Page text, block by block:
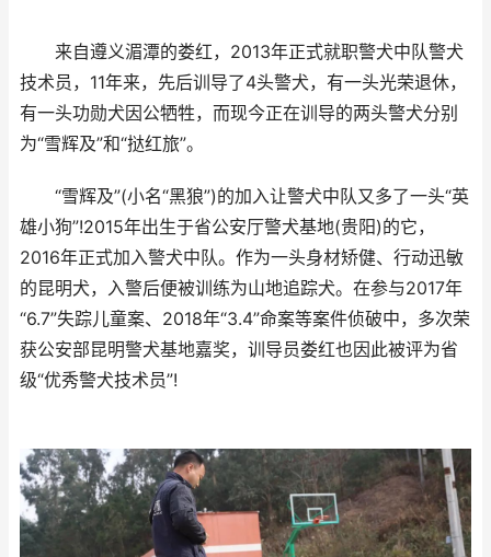
来自遵义湄潭的娄红，2013年正式就职警犬中队警犬
技术员，11年来，先后训导了4头警犬，有一头光荣退休，
有一头功勋犬因公牺牲，而现今正在训导的两头警犬分别
为“雪辉及”和“挞红旅”。
“雪辉及”(小名“黑狼”)的加入让警犬中队又多了一头“英
雄小狗”!2015年出生于省公安厅警犬基地(贵阳)的它，
2016年正式加入警犬中队。作为一头身材矫健、行动迅敏
的昆明犬，入警后便被训练为山地追踪犬。在参与2017年
“6.7”失踪儿童案、2018年“3.4”命案等案件侦破中，多次荣
获公安部昆明警犬基地嘉奖，训导员娄红也因此被评为省
级“优秀警犬技术员”!